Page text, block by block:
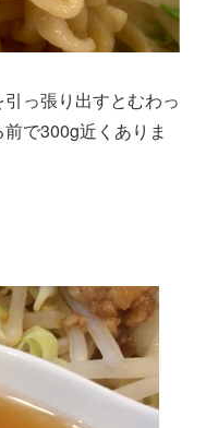
っ張り出すとむわっ
で300g近くありま